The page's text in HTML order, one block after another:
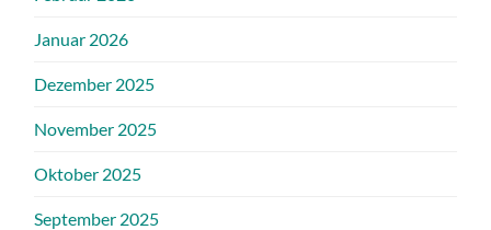
Januar 2026
Dezember 2025
November 2025
Oktober 2025
September 2025